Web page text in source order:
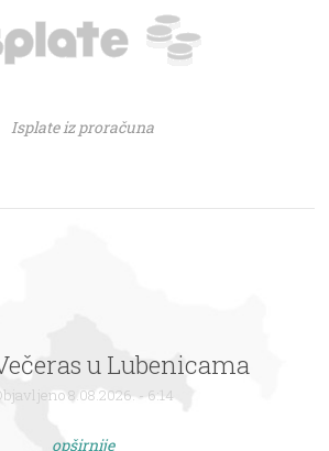
Isplate iz proračuna
u Lubenicama
8.08.2026. - 6:14
opširnije